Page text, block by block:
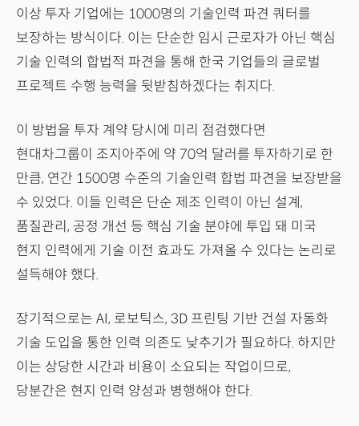
이상 투자 기업에는 1000명의 기술인력 파견 쿼터를
보장하는 방식이다. 이는 단순한 임시 근로자가 아닌 핵심
기술 인력의 합법적 파견을 통해 한국 기업들의 글로벌
프로젝트 수행 능력을 뒷받침하겠다는 취지다.
이 방법을 투자 계약 당시에 미리 점검했다면
현대차그룹이 조지아주에 약 70억 달러를 투자하기로 한
만큼, 연간 1500명 수준의 기술인력 합법 파견을 보장받을
수 있었다. 이들 인력은 단순 제조 인력이 아닌 설계,
품질관리, 공정 개선 등 핵심 기술 분야에 투입 돼 미국
현지 인력에게 기술 이전 효과도 가져올 수 있다는 논리로
설득해야 했다.
장기적으로는 AI, 로보틱스, 3D 프린팅 기반 건설 자동화
기술 도입을 통한 인력 의존도 낮추기가 필요하다. 하지만
이는 상당한 시간과 비용이 소요되는 작업이므로,
당분간은 현지 인력 양성과 병행해야 한다.